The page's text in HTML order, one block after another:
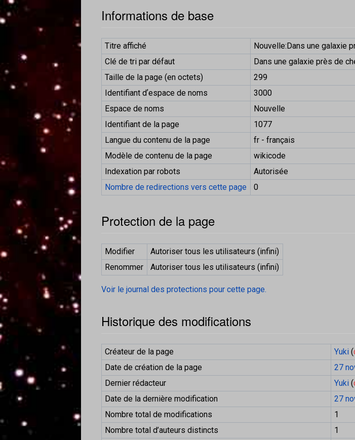
Informations de base
Titre affiché
Nouvelle:Dans une galaxie
Clé de tri par défaut
Dans une galaxie près de
Taille de la page (en octets)
299
Identifiant dʼespace de noms
3000
Espace de noms
Nouvelle
Identifiant de la page
1077
Langue du contenu de la page
fr - français
Modèle de contenu de la page
wikicode
Indexation par robots
Autorisée
Nombre de redirections vers cette page
0
Protection de la page
Modifier
Autoriser tous les utilisateurs (infini)
Renommer
Autoriser tous les utilisateurs (infini)
Voir le journal des protections pour cette page.
Historique des modifications
Créateur de la page Yuki (
Date de création de la page
27
Dernier rédacteur
Yuki (
Date de la dernière modification
27
Nombre total de modifications
1
Nombre total d’auteurs distincts
1